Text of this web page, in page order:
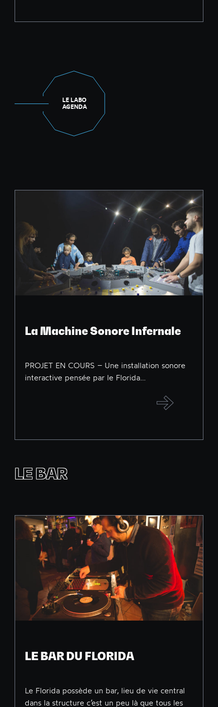
LE LABO
AGENDA
La Machine Sonore Infernale
PROJET EN COURS – Une installation sonore
interactive pensée par le Florida…
LE BAR
LE BAR DU FLORIDA
Le Florida possède un bar, lieu de vie central
dans la structure c’est un peu là que tous les